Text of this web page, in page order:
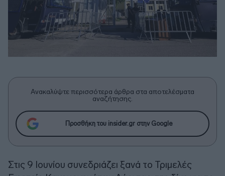
Ανακαλύψτε περισσότερα άρθρα στα αποτελέσματα
αναζήτησης.
Προσθήκη του insider.gr στην Google
Στις 9 Ιουνίου συνεδριάζει ξανά το Τριμελές